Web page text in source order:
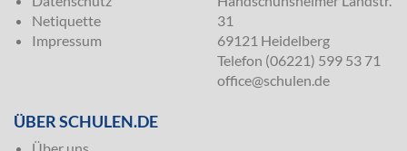
Netiquette
Impressum
31
69121 Heidelberg
Telefon (06221) 599 53 71
office@schulen.de
ÜBER SCHULEN.DE